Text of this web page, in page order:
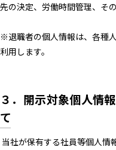
先の決定、労働時間管理、そ
※退職者の個人情報は、各種
利用します。
３．開示対象個人情
て
当社が保有する社員等個人情